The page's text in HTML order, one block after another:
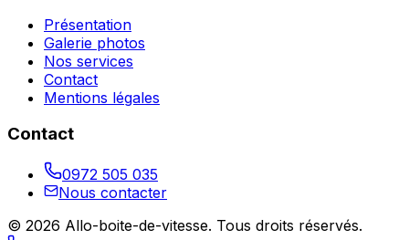
Présentation
Galerie photos
Nos services
Contact
Mentions légales
Contact
0972 505 035
Nous contacter
© 2026 Allo-boite-de-vitesse. Tous droits réservés.